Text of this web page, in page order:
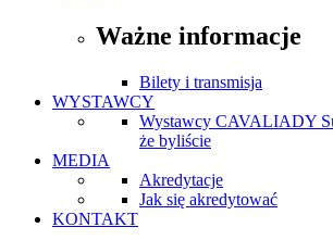
Ważne informacje
Bilety i transmisja
WYSTAWCY
Wystawcy CAVALIADY
że byliście
MEDIA
Akredytacje
Jak się akredytować
KONTAKT